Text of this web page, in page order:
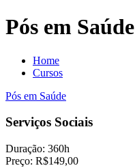
Pós em Saúde
Home
Cursos
Pós em Saúde
Serviços Sociais
Duração: 360h
Preço: R$149,00